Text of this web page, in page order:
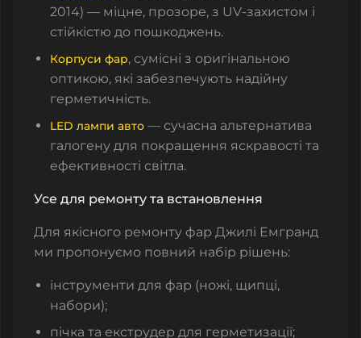
2014) — міцне, прозоре, з UV-захистом і
стійкістю до пошкоджень.
Корпуси фар, сумісні з оригінальною
оптикою, які забезпечують надійну
герметичність.
LED лампи авто — сучасна альтернатива
галогену для покращення яскравості та
ефективності світла.
Усе для ремонту та встановлення
Для якісного ремонту фар Джилі Емгранд
ми пропонуємо повний набір рішень:
інструменти для фар (ножі, щипці,
набори);
пічка та екструдер для герметизації;